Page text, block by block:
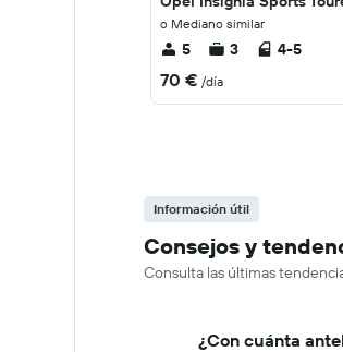
o Mediano similar
5 3 4-5
70 € /día
Información útil
Consejos y
Consulta las últimas
¿Con cuánta